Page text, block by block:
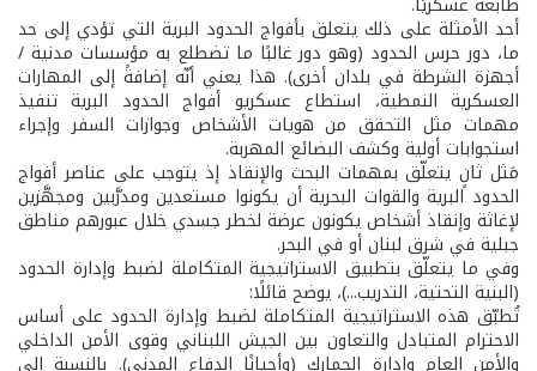
أحد الأمثلة على ذلك يتعلق بأفواج الحدود البرية التي تؤدي إلى حد
ما، دور حرس الحدود (وهو دور غالبًا ما تضطلع به مؤسسات مدنية /
أجهزة الشرطة في بلدان أخرى). هذا يعني أنّه إضافةً إلى المهارات
العسكرية النمطية، استطاع عسكريو أفواج الحدود البرية تنفيذ
مهمات مثل التحقق من هويات الأشخاص وجوازات السفر وإجراء
استجوابات أولية وكشف البضائع المهربة.
مَثل ثانٍ يتعلّق بمهمات البحث والإنقاذ إذ يتوجب على عناصر أفواج
الحدود البرية والقوات البحرية أن يكونوا مستعدين ومدرَّبين ومجهَّزين
لإغاثة وإنقاذ أشخاص يكونون عرضة لخطر جسدي خلال عبورهم مناطق
جبلية في شرق لبنان أو في البحر.
وفي ما يتعلّق بتطبيق الاستراتيجية المتكاملة لضبط وإدارة الحدود
(البنية التحتية، التدريب...)، يوضح قائلًا:
تُطبّق هذه الاستراتيجية المتكاملة لضبط وإدارة الحدود على أساس
الاحترام المتبادل والتعاون بين الجيش اللبناني وقوى الأمن الداخلي
والأمن العام وإدارة الجمارك (وأحيانًا الدفاع المدني). بالنسبة إلى